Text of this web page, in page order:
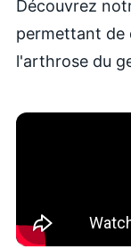
Découvrez
permettant de
l'arthrose du